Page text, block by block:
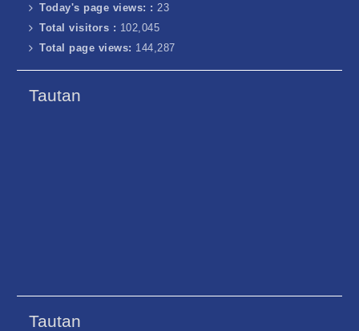
Today's page views: : 23
Total visitors : 102,045
Total page views: 144,287
Tautan
Tautan